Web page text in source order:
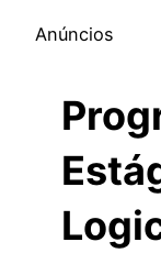
Anúncios